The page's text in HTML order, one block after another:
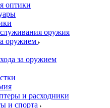
оптики
оружия
оружием
за оружием
и расходники
и спорта